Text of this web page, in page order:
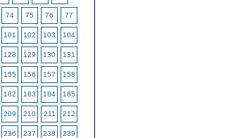
74 75 76 77
101 102 103 104
128 129 130 131
155 156 157 158
182 183 184 185
209 210 211 212
236 237 238 239